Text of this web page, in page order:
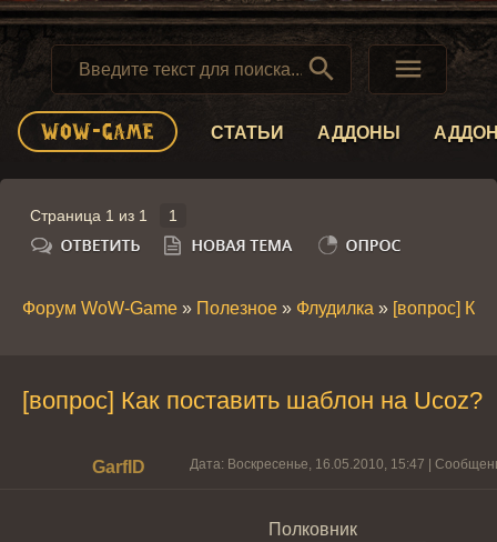
 
СТАТЬИ АДДОНЫ
Страница 1 из 1 1
Форум WoW-Game » Полезное » Флудилка » [вопрос]
[вопрос] Как поставить шаблон на Ucoz?
GarfID Дата: Воскресенье, 16.05.2010, 15:47 |
Полковник